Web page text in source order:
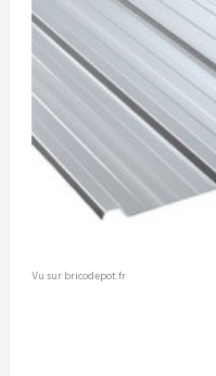
Vu sur bricodepot.fr